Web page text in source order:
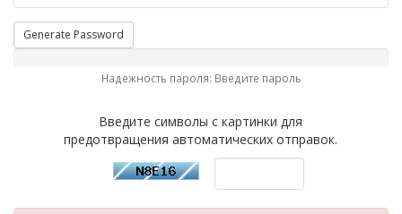
Generate Password
Надежность пароля: Введите пароль
Введите символы с картинки для
предотвращения автоматических отправок.